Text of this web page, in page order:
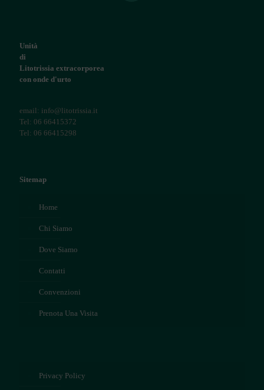
Unità
di
Litotrissia extracorporea
con onde d'urto
email: info@litotrissia.it
Tel: 06 66415372
Tel: 06 66415298
Sitemap
Home
Chi Siamo
Dove Siamo
Contatti
Convenzioni
Prenota Una Visita
Privacy Policy